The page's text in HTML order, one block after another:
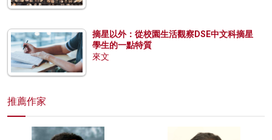
摘星以外：從校園生活觀察DSE中文科摘星
學生的一點特質
來文
推薦作家